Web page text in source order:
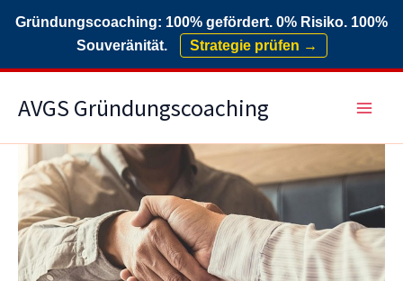
Gründungscoaching: 100% gefördert. 0% Risiko. 100%
Souveränität.
Strategie prüfen →
InhaltAVGS Gründungscoaching